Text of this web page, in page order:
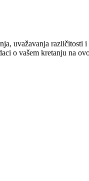
uvažavanja
o vašem kretanju na